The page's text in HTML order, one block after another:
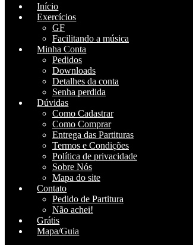
Início
Exercícios
GF
Facilitando a música
Minha Conta
Pedidos
Downloads
Detalhes da conta
Senha perdida
Dúvidas
Como Cadastrar
Como Comprar
Entrega das Partituras
Termos e Condições
Política de privacidade
Sobre Nós
Mapa do site
Contato
Pedido de Partitura
Não achei!
Grátis
Mapa/Guia